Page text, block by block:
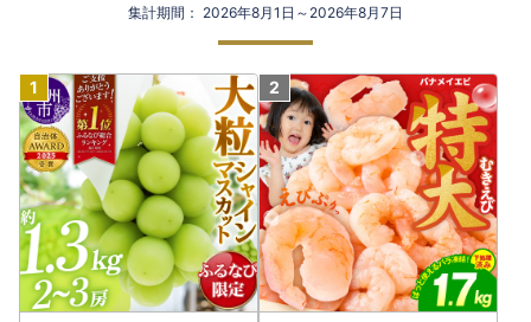
集計期間： 2026年8月1日～2026年8月7日